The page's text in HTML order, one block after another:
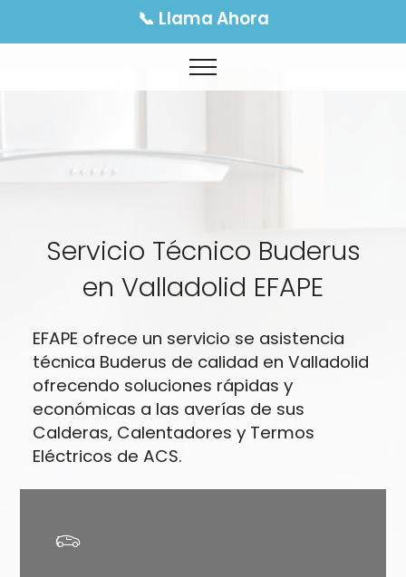
📞 Llama Ahora
Servicio Técnico Buderus
en Valladolid EFAPE
EFAPE ofrece un servicio se asistencia
técnica Buderus de calidad en Valladolid
ofrecendo soluciones rápidas y
económicas a las averías de sus
Calderas, Calentadores y Termos
Eléctricos de ACS.